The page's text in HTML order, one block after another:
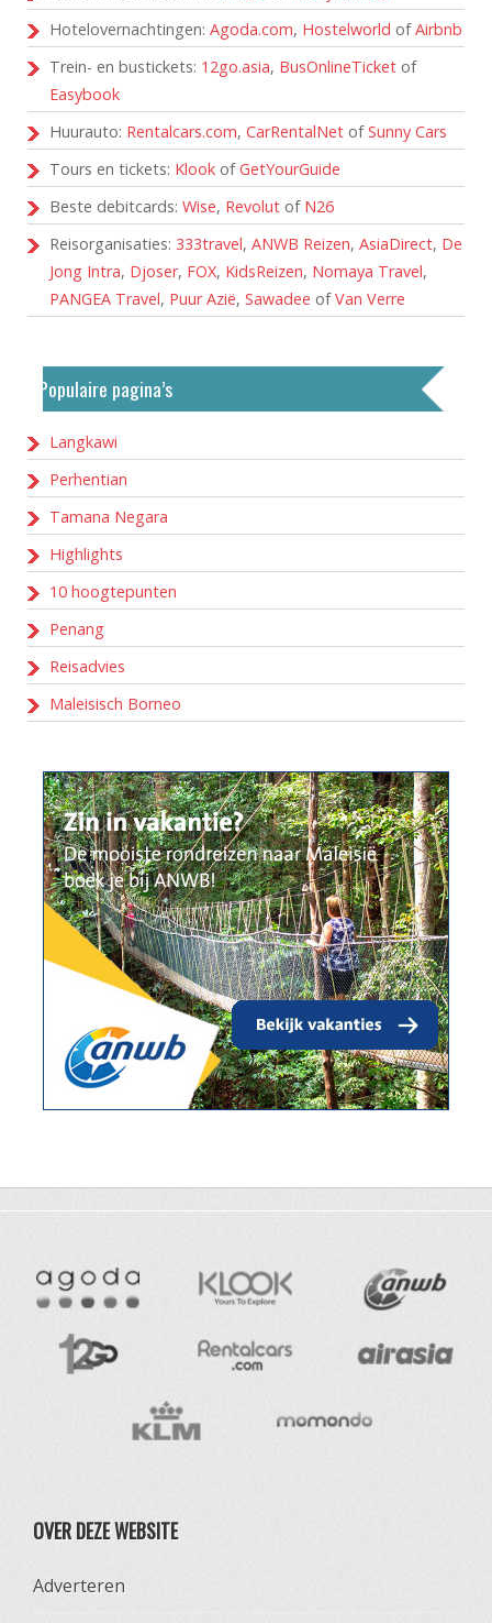
Hotelovernachtingen: Agoda.com, Hostelworld ofAirbnb
Trein- en bustickets: 12go.asia, BusOnlineTicket of
Easybook
Huurauto: Rentalcars.com, CarRentalNet ofSunny Cars
Tours en tickets: Klook ofGetYourGuide
Beste debitcards: Wise, Revolut of N26
Reisorganisaties: 333travel, ANWB Reizen, AsiaDirect, De
Jong Intra, Djoser, FOX, KidsReizen, Nomaya Travel,
PANGEA Travel, Puur Azië, Sawadee ofVan Verre
Populaire pagina’s
Langkawi
Perhentian
Tamana Negara
Highlights
10 hoogtepunten
Penang
Reisadvies
Maleisisch Borneo
OVER DEZE WEBSITE
Adverteren